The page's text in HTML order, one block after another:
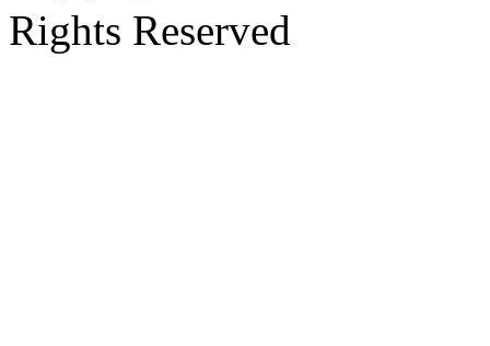
Rights Reserved